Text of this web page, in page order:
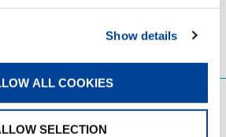
Show details
ALL COOKIES
SELECTION